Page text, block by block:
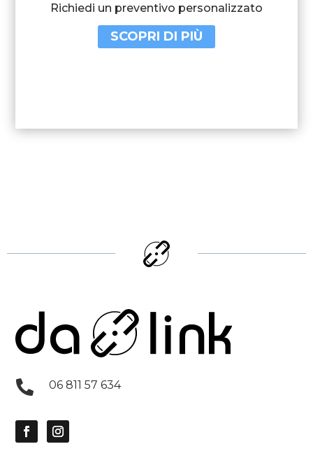
Richiedi un preventivo personalizzato
SCOPRI DI PIÙ
 06 811 57 634